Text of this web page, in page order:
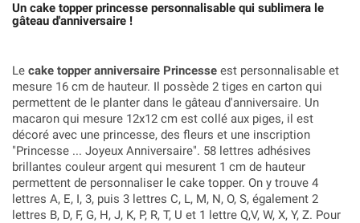
Un cake topper princesse personnalisable qui sublimera le
gâteau d'anniversaire !
Le cake topper anniversaire Princesse est personnalisable et
mesure 16 cm de hauteur. Il possède 2 tiges en carton qui
permettent de le planter dans le gâteau d'anniversaire. Un
macaron qui mesure 12x12 cm est collé aux piges, il est
décoré avec une princesse, des fleurs et une inscription
"Princesse ... Joyeux Anniversaire". 58 lettres adhésives
brillantes couleur argent qui mesurent 1 cm de hauteur
permettent de personnaliser le cake topper. On y trouve 4
lettres A, E, I, 3, puis 3 lettres C, L, M, N, O, S, également 2
lettres B, D, F, G, H, J, K, P, R, T, U et 1 lettre Q,V, W, X, Y, Z. Pour